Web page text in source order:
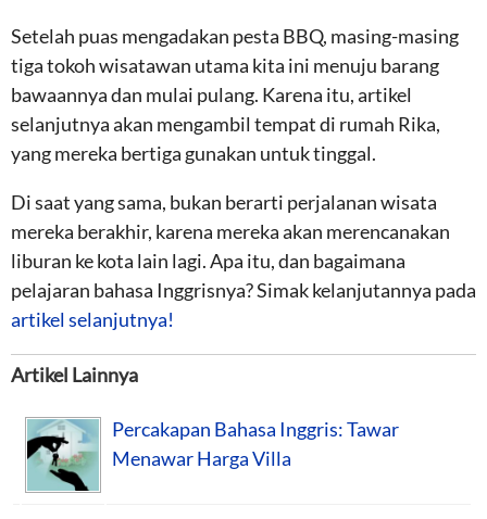
Setelah puas mengadakan pesta BBQ, masing-masing
tiga tokoh wisatawan utama kita ini menuju barang
bawaannya dan mulai pulang. Karena itu, artikel
selanjutnya akan mengambil tempat di rumah Rika,
yang mereka bertiga gunakan untuk tinggal.
Di saat yang sama, bukan berarti perjalanan wisata
mereka berakhir, karena mereka akan merencanakan
liburan ke kota lain lagi. Apa itu, dan bagaimana
pelajaran bahasa Inggrisnya? Simak kelanjutannya pada
artikel selanjutnya!
Artikel Lainnya
Percakapan Bahasa Inggris: Tawar
Menawar Harga Villa